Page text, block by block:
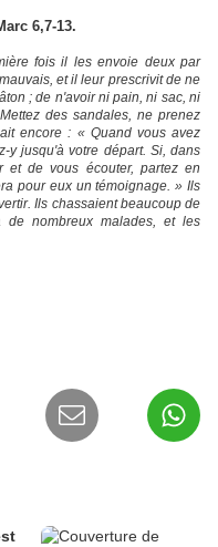
6,7-13.
fois il les envoie deux par
et il leur prescrivit de ne
; de n'avoir ni pain, ni sac, ni
des sandales, ne prenez
encore : « Quand vous avez
y jusqu'à votre départ. Si, dans
et de vous écouter, partez en
pour eux un témoignage. » Ils
Ils chassaient beaucoup de
de nombreux malades, et les